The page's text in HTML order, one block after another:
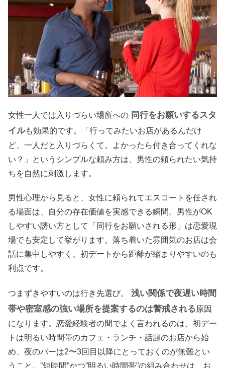
女性一人では入りづらい場所への 同行をお願いするスタ
イルも効果的です。「行ってみたいお店があるんだけ
ど、一人だと入りづらくて。よかったら付き合ってくれな
い？」というシンプルな頼み方は、男性の頼られたい気持
ちを自然に刺激します。
男性心理から見ると、女性に頼られてエスコートを任され
る場面は、自分の存在価値を実感できる瞬間。男性がOK
しやすい誘い方として「同行をお願いされる形」は恋愛現
場でも安定して挙がります。落ち着いた雰囲気のお店は会
話に集中しやすく、初デートから距離が縮まりやすいのも
利点です。
つまずきやすいのは行き先選び。
浅い関係で夜遅い時間
帯や密室感の強い場所を提案するのは警戒される原因
になります。恋愛経験者の間でよく言われるのは、初デー
トは明るい時間帯のカフェ・ランチ・話題のお店から始
め、夜のバーは2〜3回目以降にとっておくのが無難とい
うこと。”短時間”かつ”明るい時間帯”の組み合わせは、お